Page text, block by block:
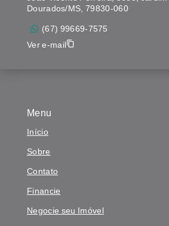
Menu
Início
Sobre
Contato
Financie
Negocie seu Imóvel
Dourados/MS, 79830-060
(67) 99669-7575
Ver e-mail